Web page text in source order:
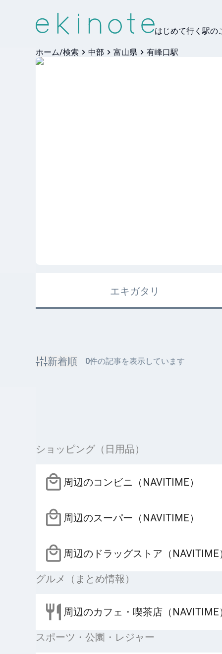
はじめて行く駅の
ホーム/検索 中部 富山県 有峰口駅
エキガタリ
新着順 0件の記事を表示しています
ショッピング（日用品）
周辺のコンビニ（NAVITIME）
周辺のスーパー（NAVITIME）
周辺のドラッグストア（NAVITIME
グルメ（まとめ情報）
周辺のカフェ・喫茶店（NAVITIME
スポーツ・公園・レジャー